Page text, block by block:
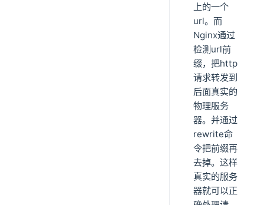
上的一个
url。而
Nginx通过
检测url前
缀，把http
请求转发到
后面真实的
物理服务
器。并通过
rewrite命
令把前缀再
去掉。这样
真实的服务
器就可以正